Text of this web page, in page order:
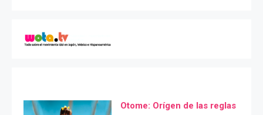
Otome: Orígen de las reglas